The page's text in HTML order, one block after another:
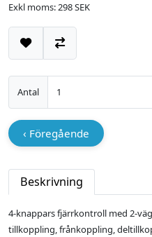
Exkl moms: 298 SEK
Lägg till i önskelistan
Jämför
Antal
‹ Föregående
Beskrivning
4-knappars fjärrkontroll med 2-
tillkoppling, frånkoppling,